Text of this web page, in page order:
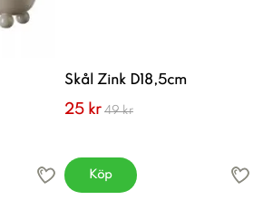
Skål Zink D18,5cm
25 kr 49 kr
Köp